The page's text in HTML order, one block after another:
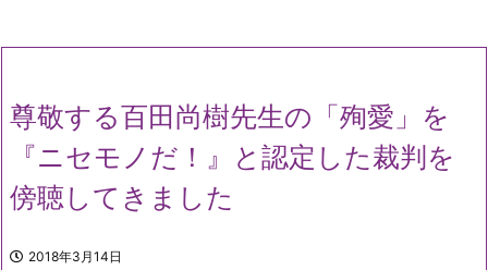
尊敬する百田尚樹先生の「殉愛」を
『ニセモノだ！』と認定した裁判を
傍聴してきました
2018年3月14日